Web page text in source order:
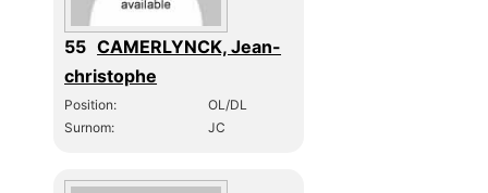
55 CAMERLYNCK, Jean-
christophe
Position:
OL/DL
Surnom:
JC